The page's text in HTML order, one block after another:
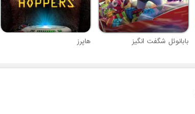
بابانوئل شگفت انگیز هاپرز